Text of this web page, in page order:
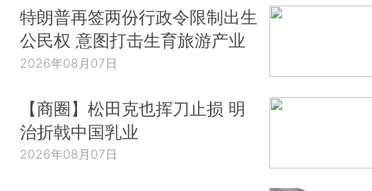
特朗普再签两份行政令限制出生
公民权 意图打击生育旅游产业
2026年08月07日
【商圈】松田克也挥刀止损 明
治折戟中国乳业
2026年08月07日